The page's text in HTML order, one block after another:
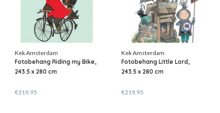
Kek Amsterdam
Fotobehang Riding my Bike,
243.5 x 280 cm
€219,95
Kek Amsterdam
Fotobehang Little Lord,
243.5 x 280 cm
€219,95